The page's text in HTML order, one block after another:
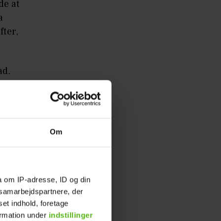
Om
om IP-adresse, ID og din
der
indhold, foretage
under indstillinger
at
der
tilføjer